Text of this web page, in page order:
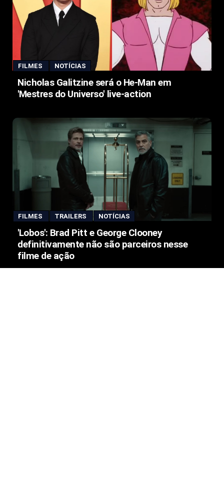
FILMES NOTÍCIAS
Nicholas Galitzine será o He-Man em
'Mestres do Universo' live-action
FILMES TRAILERS NOTÍCIAS
'Lobos': Brad Pitt e George Clooney
definitivamente não são parceiros nesse
filme de ação